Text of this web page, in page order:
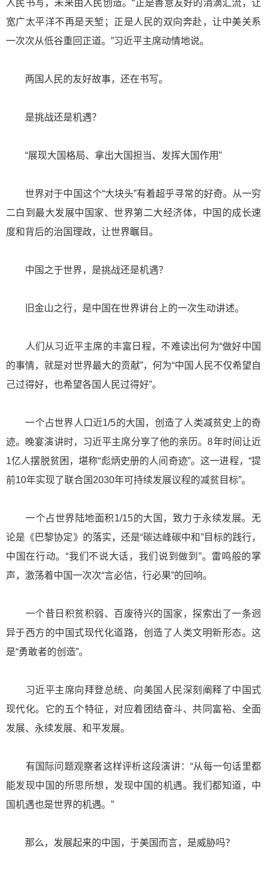
人民书写，未来由人民创造。“正是善意友好的涓滴汇流，让
宽广太平洋不再是天堑；正是人民的双向奔赴，让中美关系
一次次从低谷重回正道。”习近平主席动情地说。
两国人民的友好故事，还在书写。
是挑战还是机遇？
“展现大国格局、拿出大国担当、发挥大国作用”
世界对于中国这个“大块头”有着超乎寻常的好奇。从一穷
二白到最大发展中国家、世界第二大经济体，中国的成长速
度和背后的治国理政，让世界瞩目。
中国之于世界，是挑战还是机遇？
旧金山之行，是中国在世界讲台上的一次生动讲述。
人们从习近平主席的丰富日程，不难读出何为“做好中国
的事情，就是对世界最大的贡献”，何为“中国人民不仅希望自
己过得好，也希望各国人民过得好”。
一个占世界人口近1/5的大国，创造了人类减贫史上的奇
迹。晚宴演讲时，习近平主席分享了他的亲历。8年时间让近
1亿人摆脱贫困，堪称“彪炳史册的人间奇迹”。这一进程，“提
前10年实现了联合国2030年可持续发展议程的减贫目标”。
一个占世界陆地面积1/15的大国，致力于永续发展。无
论是《巴黎协定》的落实，还是“碳达峰碳中和”目标的践行，
中国在行动。“我们不说大话，我们说到做到”。雷鸣般的掌
声，激荡着中国一次次“言必信，行必果”的回响。
一个昔日积贫积弱、百废待兴的国家，探索出了一条迥
异于西方的中国式现代化道路，创造了人类文明新形态。这
是“勇敢者的创造”。
习近平主席向拜登总统、向美国人民深刻阐释了中国式
现代化。它的五个特征，对应着团结奋斗、共同富裕、全面
发展、永续发展、和平发展。
有国际问题观察者这样评析这段演讲：“从每一句话里都
能发现中国的所思所想，发现中国的机遇。我们都知道，中
国机遇也是世界的机遇。”
那么，发展起来的中国，于美国而言，是威胁吗？